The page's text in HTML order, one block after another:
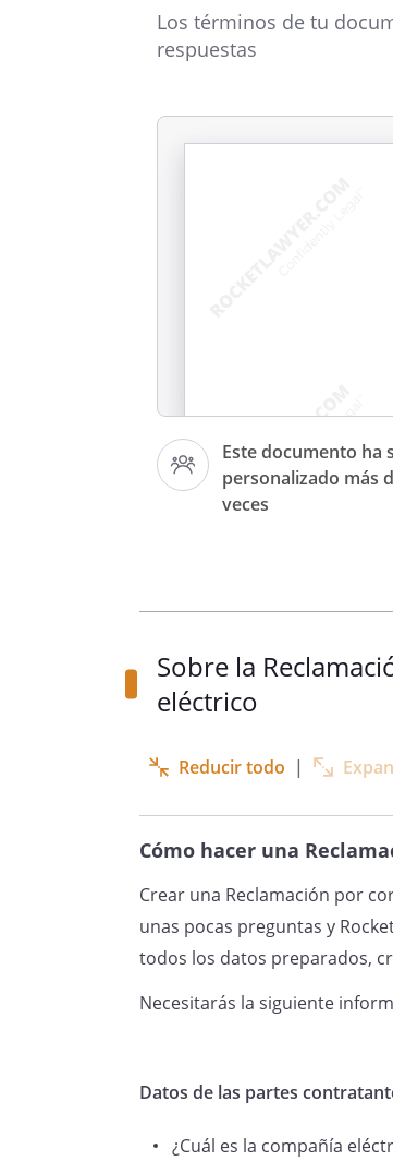
Los términos de tu
respuestas
Este documento ha
personalizado más
veces
Asunto: Contrato
Estimados Señores:
su compañía, me
durante
La interrupción
voluntad,
probatorios).
Sobre la
eléctrico
Reducir todo |
Cómo hacer una
Crear una Reclamación por
unas pocas preguntas y
todos los datos preparados,
Necesitarás la siguiente
Datos de las partes
¿Cuál es la compañía